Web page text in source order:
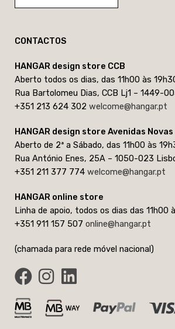
CONTACTOS
HANGAR design store CCB
Aberto todos os dias, das 11h00 às
Rua Bartolomeu Dias, CCB Lj1 – 1449-
+351 213 624 302 welcome@hangar.pt
HANGAR design store Avenidas Novas
Aberto de 2ª a Sábado, das 11h00 às
Rua António Enes, 25A – 1050-023
+351 211 377 774 welcome@hangar.pt
HANGAR online store
Linha de apoio, todos os dias das 11h00
+351 911 157 507 online@hangar.pt
(chamada para rede móvel nacional)